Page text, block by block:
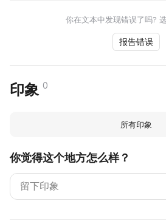
你在文本中发现错误了吗?
报告错误
印象 0
所有印象
你觉得这个地方怎么样？